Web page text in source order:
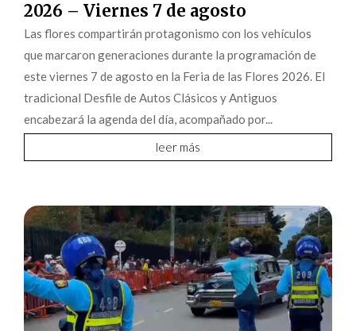
2026 – Viernes 7 de agosto
Las flores compartirán protagonismo con los vehículos
que marcaron generaciones durante la programación de
este viernes 7 de agosto en la Feria de las Flores 2026. El
tradicional Desfile de Autos Clásicos y Antiguos
encabezará la agenda del día, acompañado por...
leer más